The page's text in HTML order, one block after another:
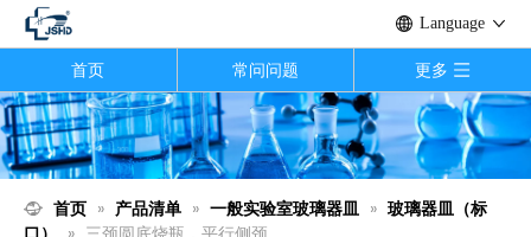
Language
首页 常问问题 更多
首页 » 产品清单 » 一般实验室玻璃器皿 » 玻璃器皿（标